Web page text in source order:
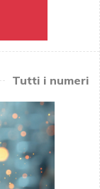
Tutti i numeri